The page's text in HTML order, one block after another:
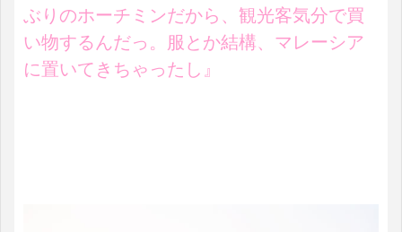
ぶりのホーチミンだから、観光客気分で買
い物するんだっ。服とか結構、マレーシア
に置いてきちゃったし』